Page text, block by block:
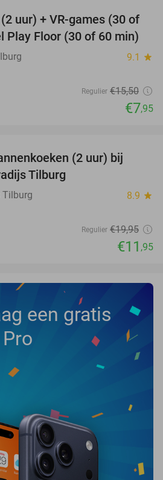
49%
uur) + VR-games (30 of
Play Floor (30 of 60 min)
9.1 star
Regulier €15,50
€7,95
(2 uur) bij
Tilburg
Tilburg 8.9 star
Regulier €19,95
€11 ,95
een gratis